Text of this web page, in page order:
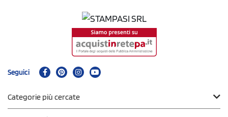
Seguici
Categorie più cercate